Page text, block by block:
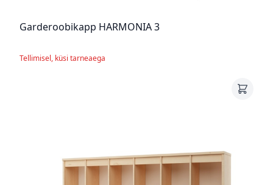
Garderoobikapp HARMONIA 3
Tellimisel, küsi tarneaega